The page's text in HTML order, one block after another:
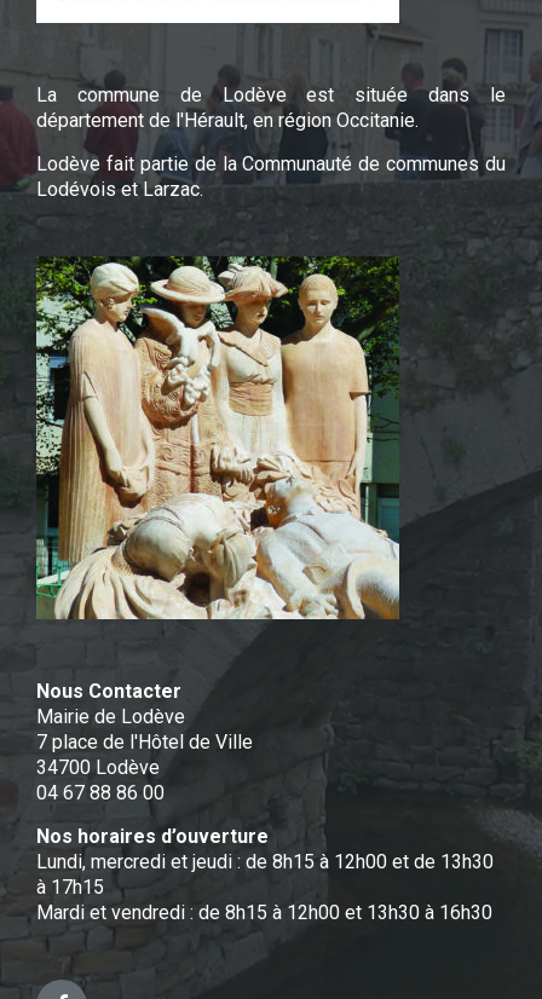
La commune de Lodève est située dans le
département de l'Hérault, en région Occitanie.
Lodève fait partie de la Communauté de communes du
Lodévois et Larzac.
Nous Contacter
Mairie de Lodève
7 place de l'Hôtel de Ville
34700 Lodève
04 67 88 86 00
Nos horaires d’ouverture
Lundi, mercredi et jeudi : de 8h15 à 12h00 et de 13h30
à 17h15
Mardi et vendredi : de 8h15 à 12h00 et 13h30 à 16h30